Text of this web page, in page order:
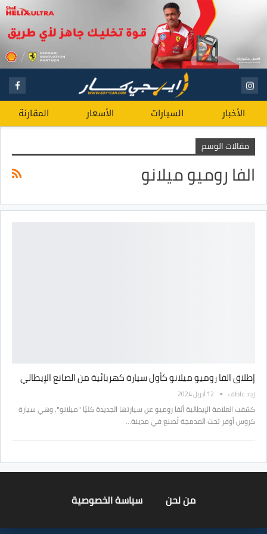
الأخبار السيارات الأسعار المقارنة
مقالات الوسم
الفا روميو ميلانو
إطلاق الفا روميو ميلانو كأول سيارة كهربائية من الصانع الإيطالي
زياد عاطف 12 أبريل 2024
كشفت العلامة الإيطالية ألفا روميو عن سيارتها الجديدة كليًا "ميلانو"، وهي سيارة
كروس أوفر تحت المدمجة تُصنع في مدينة…
من نحن سياسة الخصوصية